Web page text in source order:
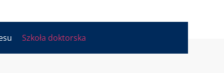
Szkoła doktorska